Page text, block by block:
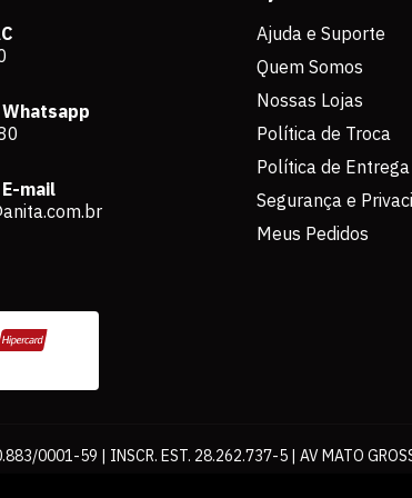
mail
Ajuda e Suporte
Quem Somos
Nossas Lojas
Política de Troca
Política de Entrega
Segurança e
Meus Pedidos
0001-59 | INSCR. EST. 28.262.737-5 | AV MATO